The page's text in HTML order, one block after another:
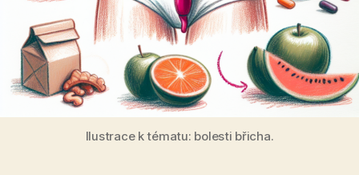
Ilustrace k tématu: bolesti břicha.